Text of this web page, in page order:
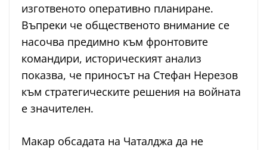
изготвеното оперативно планиране.
Въпреки че общественото внимание се
насочва предимно към фронтовите
командири, историческият анализ
показва, че приносът на Стефан Нерезов
към стратегическите решения на войната
е значителен.
Макар обсадата на Чаталджа да не